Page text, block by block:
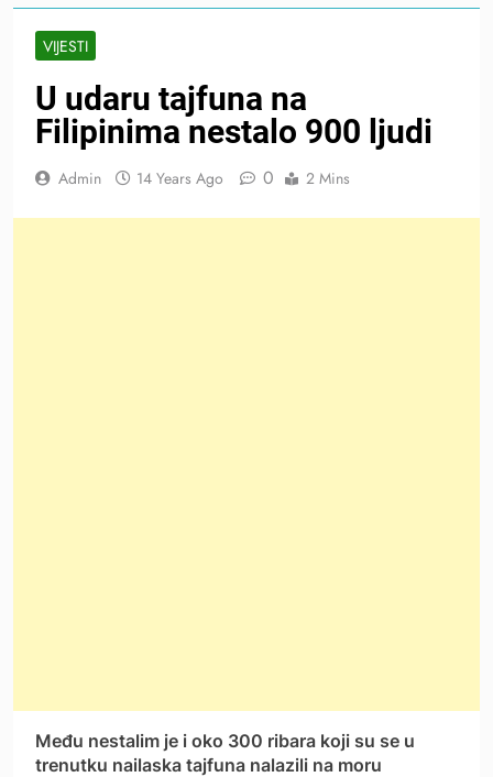
VIJESTI
U udaru tajfuna na
Filipinima nestalo 900 ljudi
Admin 14 Years Ago 0 2 Mins
Među nestalim je i oko 300 ribara koji su se u
trenutku nailaska tajfuna nalazili na moru